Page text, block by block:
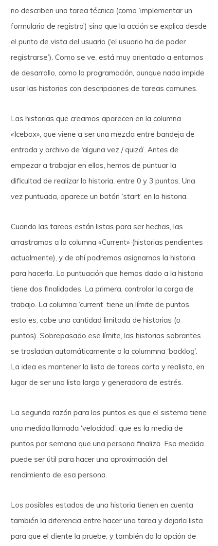
no describen una tarea técnica (como ‘implementar un
formulario de registro’) sino que la acción se explica desde
el punto de vista del usuario (‘el usuario ha de poder
registrarse’). Como se ve, está muy orientado a entornos
de desarrollo, como la programación, aunque nada impide
usar las historias con descripciones de tareas comunes.
Las historias que creamos aparecen en la columna
«Icebox», que viene a ser una mezcla entre bandeja de
entrada y archivo de ‘alguna vez / quizá’. Antes de
empezar a trabajar en ellas, hemos de puntuar la
dificultad de realizar la historia, entre 0 y 3 puntos. Una
vez puntuada, aparece un botón ‘start’ en la historia.
Cuando las tareas están listas para ser hechas, las
arrastramos a la columna «Current» (historias pendientes
actualmente), y de ahí podremos asignarnos la historia
para hacerla. La puntuación que hemos dado a la historia
tiene dos finalidades. La primera, controlar la carga de
trabajo. La columna ‘current’ tiene un límite de puntos,
esto es, cabe una cantidad limitada de historias (o
puntos). Sobrepasado ese límite, las historias sobrantes
se trasladan automáticamente a la colummna ‘backlog’.
La idea es mantener la lista de tareas corta y realista, en
lugar de ser una lista larga y generadora de estrés.
La segunda razón para los puntos es que el sistema tiene
una medida llamada ‘velocidad’, que es la media de
puntos por semana que una persona finaliza. Esa medida
puede ser útil para hacer una aproximación del
rendimiento de esa persona.
Los posibles estados de una historia tienen en cuenta
también la diferencia entre hacer una tarea y dejarla lista
para que el cliente la pruebe; y también da la opción de